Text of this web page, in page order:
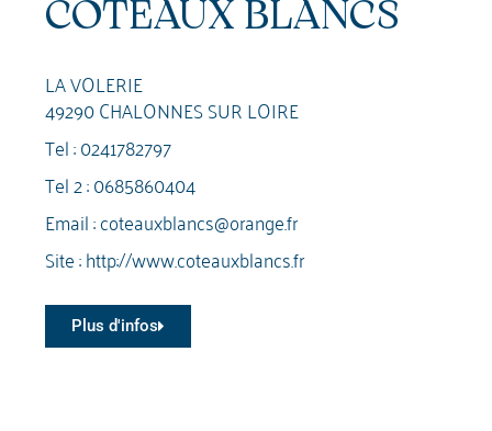
COTEAUX BLANCS
LA VOLERIE
49290 CHALONNES SUR LOIRE
Tel :0241782797
Tel 2 :0685860404
Email :coteauxblancs@orange.fr
Site :http://www.coteauxblancs.fr
Plus d'infos